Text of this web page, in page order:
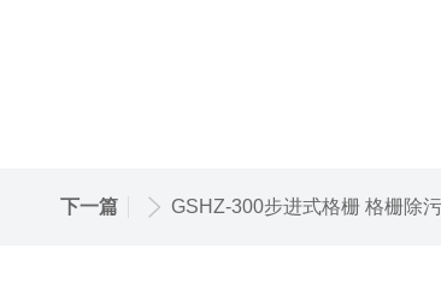
下一篇 GSHZ-300步进式格栅 格栅除